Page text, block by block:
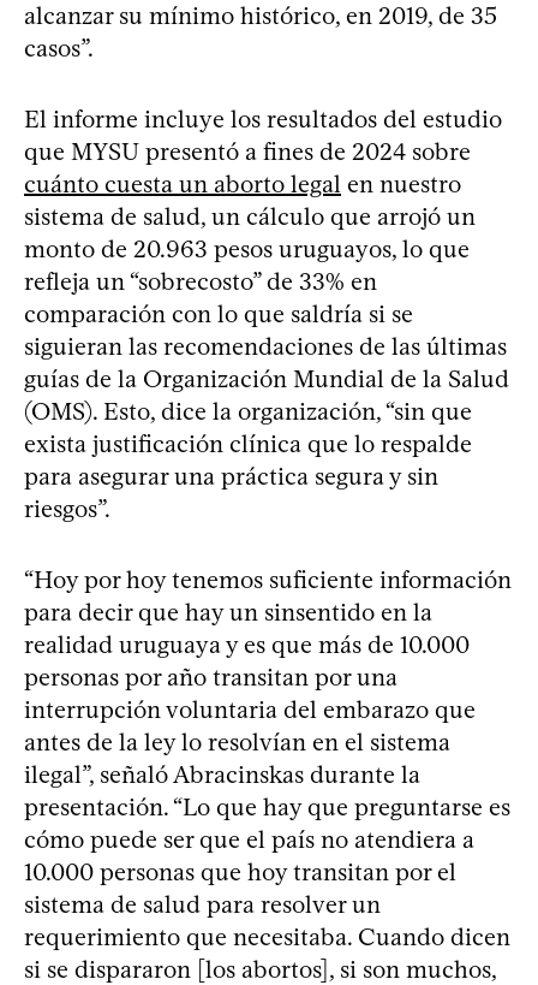
alcanzar su mínimo histórico, en 2019, de 35
casos”.
El informe incluye los resultados del estudio
que MYSU presentó a fines de 2024 sobre
cuánto cuesta un aborto legal en nuestro
sistema de salud, un cálculo que arrojó un
monto de 20.963 pesos uruguayos, lo que
refleja un “sobrecosto” de 33% en
comparación con lo que saldría si se
siguieran las recomendaciones de las últimas
guías de la Organización Mundial de la Salud
(OMS). Esto, dice la organización, “sin que
exista justificación clínica que lo respalde
para asegurar una práctica segura y sin
riesgos”.
“Hoy por hoy tenemos suficiente información
para decir que hay un sinsentido en la
realidad uruguaya y es que más de 10.000
personas por año transitan por una
interrupción voluntaria del embarazo que
antes de la ley lo resolvían en el sistema
ilegal”, señaló Abracinskas durante la
presentación. “Lo que hay que preguntarse es
cómo puede ser que el país no atendiera a
10.000 personas que hoy transitan por el
sistema de salud para resolver un
requerimiento que necesitaba. Cuando dicen
si se dispararon [los abortos], si son muchos,